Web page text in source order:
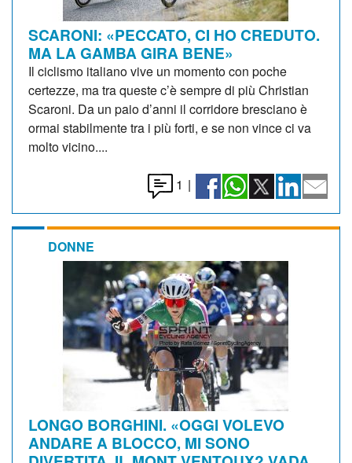
SCARONI: «PECCATO, CI HO CREDUTO.
MA LA GAMBA GIRA BENE»
Il ciclismo italiano vive un momento con poche
certezze, ma tra queste c’è sempre di più Christian
Scaroni. Da un paio d’anni il corridore bresciano è
ormai stabilmente tra i più forti, e se non vince ci va
molto vicino....
1 |
DONNE
LONGO BORGHINI. «OGGI VOLEVO
ANDARE A BLOCCO, MI SONO